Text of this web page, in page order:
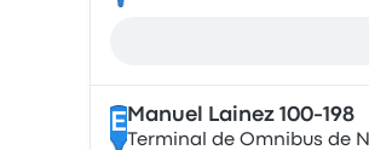
E Manuel Lainez 100-198
Terminal de Omnibus de